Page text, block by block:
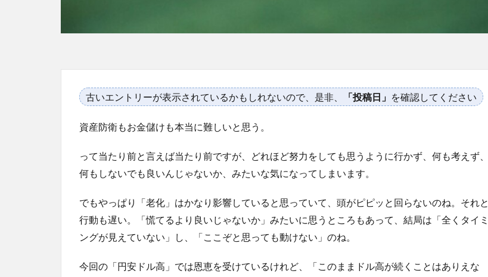
古いエントリーが表示されているかもしれないので、是非、 「投稿日」 を確認してください
資産防衛もお金儲けも本当に難しいと思う。
って当たり前と言えば当たり前ですが、どれほど努力をしても思うように行かず、何も考えず、
何もしないでも良いんじゃないか、みたいな気になってしまいます。
でもやっぱり「老化」はかなり影響していると思っていて、頭がピピッと回らないのね。それと
行動も遅い。「慌てるより良いじゃないか」みたいに思うところもあって、結局は「全くタイミ
ングが見えていない」し、「ここぞと思っても動けない」のね。
今回の「円安ドル高」では恩恵を受けているけれど、「このままドル高が続くことはありえな